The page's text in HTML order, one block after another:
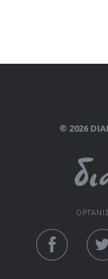
© 2026